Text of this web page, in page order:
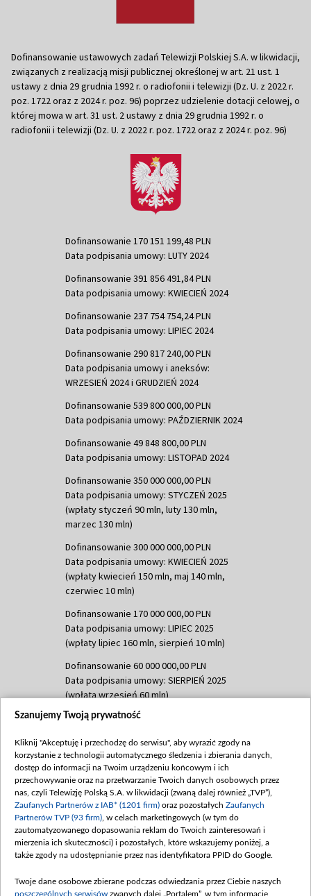
Dofinansowanie ustawowych zadań Telewizji Polskiej S.A. w likwidacji,
związanych z realizacją misji publicznej określonej w art. 21 ust. 1
ustawy z dnia 29 grudnia 1992 r. o radiofonii i telewizji (Dz. U. z 2022 r.
poz. 1722 oraz z 2024 r. poz. 96) poprzez udzielenie dotacji celowej, o
której mowa w art. 31 ust. 2 ustawy z dnia 29 grudnia 1992 r. o
radiofonii i telewizji (Dz. U. z 2022 r. poz. 1722 oraz z 2024 r. poz. 96)
Dofinansowanie 170 151 199,48 PLN
Data podpisania umowy: LUTY 2024
Dofinansowanie 391 856 491,84 PLN
Data podpisania umowy: KWIECIEŃ 2024
Dofinansowanie 237 754 754,24 PLN
Data podpisania umowy: LIPIEC 2024
Dofinansowanie 290 817 240,00 PLN
Data podpisania umowy i aneksów:
WRZESIEŃ 2024 i GRUDZIEŃ 2024
Dofinansowanie 539 800 000,00 PLN
Data podpisania umowy: PAŹDZIERNIK 2024
Dofinansowanie 49 848 800,00 PLN
Data podpisania umowy: LISTOPAD 2024
Dofinansowanie 350 000 000,00 PLN
Data podpisania umowy: STYCZEŃ 2025
(wpłaty styczeń 90 mln, luty 130 mln,
marzec 130 mln)
Dofinansowanie 300 000 000,00 PLN
Data podpisania umowy: KWIECIEŃ 2025
(wpłaty kwiecień 150 mln, maj 140 mln,
czerwiec 10 mln)
Dofinansowanie 170 000 000,00 PLN
Data podpisania umowy: LIPIEC 2025
(wpłaty lipiec 160 mln, sierpień 10 mln)
Dofinansowanie 60 000 000,00 PLN
Data podpisania umowy: SIERPIEŃ 2025
(wpłata wrzesień 60 mln)
Dofinansowanie 635 783 051,21 PLN
(wpłata wrzesień 100 mln, październik 350
mln, listopad 265 mln)
Dofinansowanie 48 862 000,00 PLN
Data podpisania umowy: GRUDZIEŃ 2025
(wpłata grudzień 60,548 mln)
Dofinansowanie 900 000 000,00 PLN
Data podpisania umowy: LUTY 2026 (wpłata
kwiecień 180 mln, 7 maja 180 mln, 8
Szanujemy Twoją prywatność
Kliknij "Akceptuję i przechodzę do serwisu", aby wyrazić zgody na
korzystanie z technologii automatycznego śledzenia i zbierania danych,
dostęp do informacji na Twoim urządzeniu końcowym i ich
przechowywanie oraz na przetwarzanie Twoich danych osobowych przez
nas, czyli Telewizję Polską S.A. w likwidacji (zwaną dalej również „TVP”),
Zaufanych Partnerów z IAB* (1201 firm) oraz pozostałych Zaufanych
Partnerów TVP (93 firm) , w celach marketingowych (w tym do
zautomatyzowanego dopasowania reklam do Twoich zainteresowań i
mierzenia ich skuteczności) i pozostałych, które wskazujemy poniżej, a
także zgody na udostępnianie przez nas identyfikatora PPID do Google.
Twoje dane osobowe zbierane podczas odwiedzania przez Ciebie naszych
poszczególnych serwisów zwanych dalej „Portalem”, w tym informacje